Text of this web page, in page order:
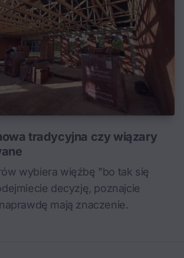
tradycyjna czy wiązary
wybiera więźbę "bo tak się
decyzję, poznajcie
mają znaczenie.